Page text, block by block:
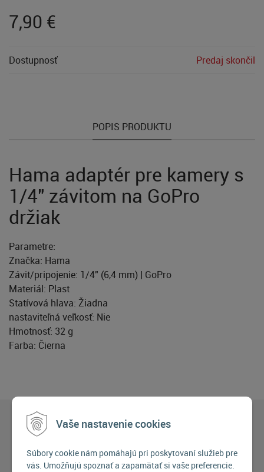
Vaše nastavenie cookies
Súbory cookie nám pomáhajú pri poskytovaní služieb pre
vás. Umožňujú spoznať a zapamätať si vaše preferencie.
7,90 €
Dostupnosť Predaj skončil
POPIS PRODUKTU
Hama adaptér pre kamery s
1/4" závitom na GoPro
držiak
Parametre:
Značka: Hama
Závit/pripojenie: 1/4" (6,4 mm) | GoPro
Materiál: Plast
Statívová hlava: Žiadna
nastaviteľná veľkosť: Nie
Hmotnosť: 32 g
Farba: Čierna